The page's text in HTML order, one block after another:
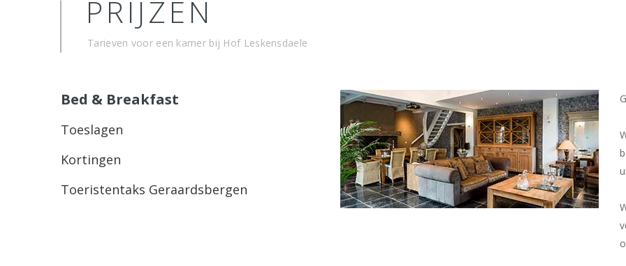
PRIJZEN
Tarieven voor een kamer bij Hof Leskensdaele
Bed & Breakfast
Toeslagen
Kortingen
Toeristentaks Geraardsbergen